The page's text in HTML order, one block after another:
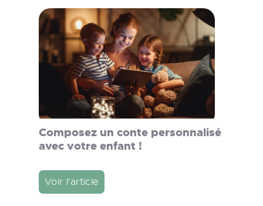
Composez un conte personnalisé
avec votre enfant !
Voir l'article